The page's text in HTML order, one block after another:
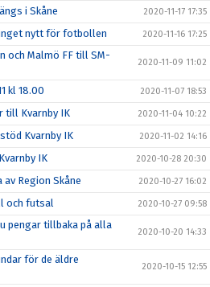
i Skåne 2020-11-17 17:35
inget nytt för fotbollen 2020-11-16 17:25
och Malmö FF till SM-
2020-11-09 11:02
kl 18.00 2020-11-07 18:53
till Kvarnby IK 2020-11-04 10:22
Kvarnby IK 2020-11-02 14:16
IK 2020-10-28 20:30
Region Skåne 2020-10-27 16:02
och futsal 2020-10-27 09:58
pengar tillbaka på alla
2020-10-20 14:33
för de äldre
2020-10-15 12:55